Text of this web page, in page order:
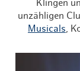
Klingen
unzähligen
Musicals ,